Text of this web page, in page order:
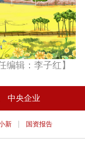
编辑：李子红】
中央企业
新 | 国资报告